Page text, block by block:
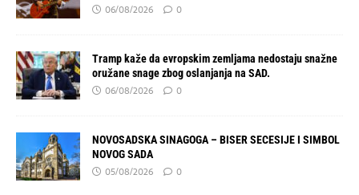
06/08/2026 0
Tramp kaže da evropskim zemljama nedostaju snažne
oružane snage zbog oslanjanja na SAD.
06/08/2026 0
NOVOSADSKA SINAGOGA – BISER SECESIJE I SIMBOL
NOVOG SADA
05/08/2026 0